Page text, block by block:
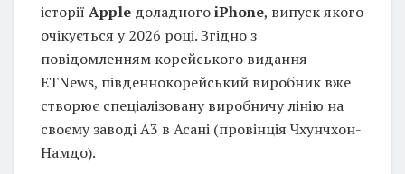
історії Apple доладногоiPhone, випуск якого
очікується у 2026 році. Згідно з
повідомленням корейського видання
ETNews, південнокорейський виробник вже
створює спеціалізовану виробничу лінію на
своєму заводі A3 в Асані (провінція Чхунчхон-
Намдо).